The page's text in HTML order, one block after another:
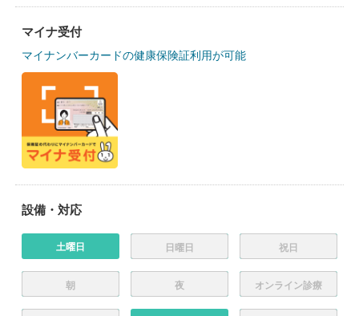
マイナ受付
マイナンバーカードの健康保険証利用が可能
設備・対応
土曜日 日曜日 祝日
朝 夜 オンライン診療